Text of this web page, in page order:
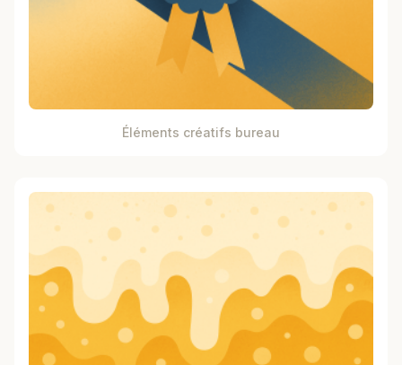
Éléments créatifs bureau